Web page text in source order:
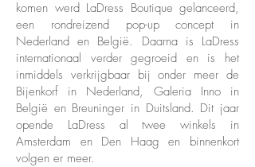
komen werd LaDress Boutique gelanceerd,
een rondreizend pop-up concept in
Nederland en België. Daarna is LaDress
internationaal verder gegroeid en is het
inmiddels verkrijgbaar bij onder meer de
Bijenkorf in Nederland, Galeria Inno in
België en Breuninger in Duitsland. Dit jaar
opende LaDress al twee winkels in
Amsterdam en Den Haag en binnenkort
volgen er meer.